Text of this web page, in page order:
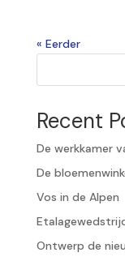
« Older Entries
Recent
De werkkamer
De
Vos in de Alpen
Ontwerp de